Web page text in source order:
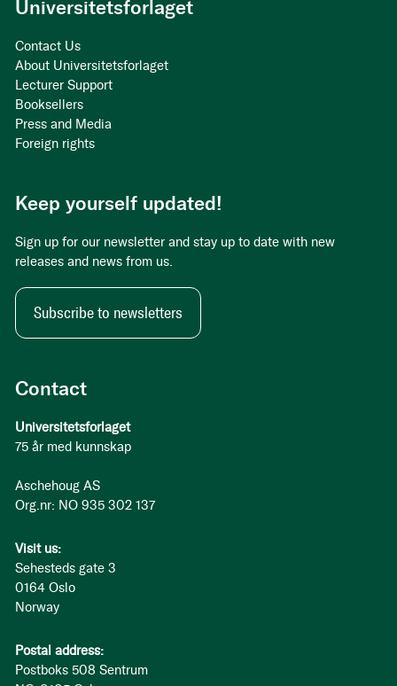
Contact
Universitetsforlaget
75 år med kunnskap
Aschehoug AS
Org.nr: NO 935 302 137
Visit us:
Sehesteds gate 3
0164 Oslo
Norway
Postal address:
Postboks 508 Sentrum
Universitetsforlaget
Contact Us
About Universitetsforlaget
Lecturer Support
Booksellers
Press and Media
Foreign rights
Keep yourself updated!
Sign up for our newsletter and stay up to date with new
releases and news from us.
Subscribe to newsletters